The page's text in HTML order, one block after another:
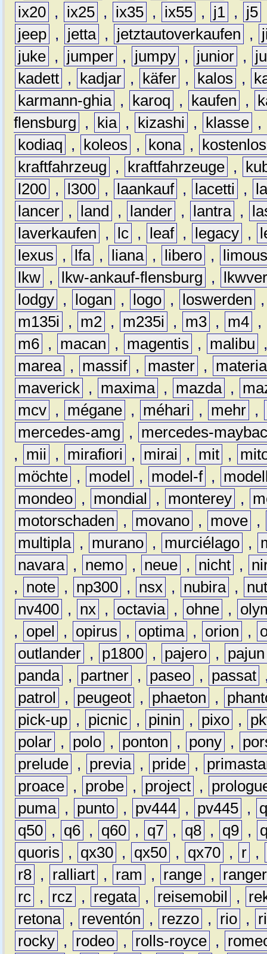
ix20 , ix25 , ix35 , ix55 , j1 , j5
jeep , jetta , jetztautoverkaufen ,
juke , jumper , jumpy , junior ,
kadett , kadjar , käfer , kalos ,
karmann-ghia , karoq , kaufen ,
flensburg
, kia , kizashi , klasse ,
kodiaq
, koleos , kona ,
kostenlos
kraftfahrzeug
, kraftfahrzeuge ,
l200 , l300 , laankauf , lacetti ,
lancer , land , lander , lantra ,
laverkaufen
, lc , leaf , legacy ,
lexus
, lfa , liana , libero ,
lkw , lkw-ankauf-flensburg ,
lodgy , logan , logo , loswerden
m135i
, m2 , m235i , m3 , m4 ,
m6 , macan , magentis , malibu
marea , massif , master ,
materia
maverick , maxima , mazda ,
mcv , mégane , méhari , mehr ,
mercedes-amg
,
mercedes-
,
mii , mirafiori , mirai , mit ,
möchte , model , model-f ,
mondeo , mondial , monterey ,
motorschaden
, movano , move ,
multipla , murano , murciélago ,
navara , nemo , neue , nicht ,
,
note , np300 , nsx , nubira ,
nv400 , nx , octavia , ohne ,
,
opel , opirus , optima , orion ,
outlander , p1800 , pajero ,
pajun
panda , partner , paseo , passat
patrol
, peugeot , phaeton ,
pick-up , picnic , pinin , pixo ,
polar , polo , ponton , pony ,
prelude , previa , pride ,
proace , probe , project ,
puma , punto , pv444 , pv445 ,
q50 , q6 , q60 , q7 , q8 , q9 ,
quoris
, qx30 , qx50 , qx70 , r ,
r8 , ralliart , ram , range ,
ranger
rc , rcz , regata , reisemobil ,
retona , reventón , rezzo , rio ,
rocky , rodeo , rolls-royce ,